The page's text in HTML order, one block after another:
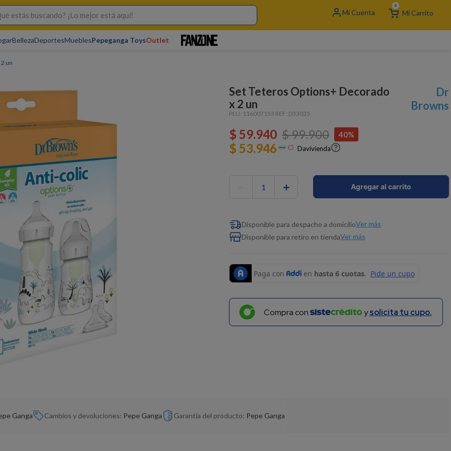
buscando? ¡Lo mejor está aquí! 0
BellezaDeportesMueblesPepeganga ToysOutlet
un
Set Teteros Options+ Decorado
x 2 un
PLU: 116007153 REF: D33035
Dr
Browns
$ 59.940 $99.900 40%
$ 53.946 Davivienda
＋ Agregar al carrito
Disponible para despacho a domicilioVer más
Disponible para retiro en tiendaVer más
Compra con ysolicita tu cupo.
Ganga Cambios y devoluciones: Pepe Ganga Garantía del producto: Pepe Ganga